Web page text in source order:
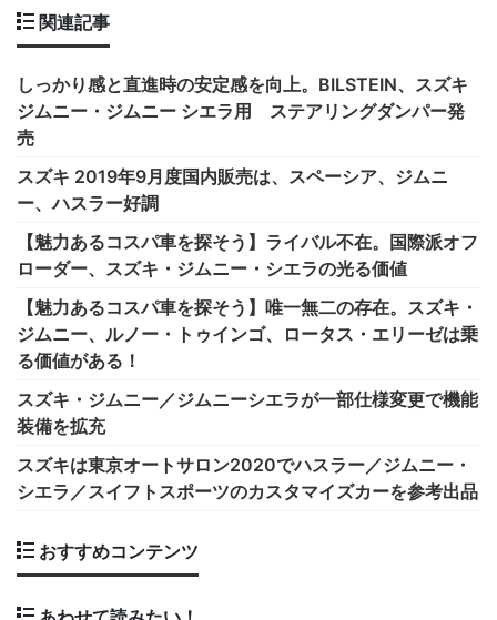
関連記事
しっかり感と直進時の安定感を向上。BILSTEIN、スズキ
ジムニー・ジムニー シエラ用 ステアリングダンパー発
売
スズキ 2019年9月度国内販売は、スペーシア、ジムニ
ー、ハスラー好調
【魅力あるコスパ車を探そう】ライバル不在。国際派オフ
ローダー、スズキ・ジムニー・シエラの光る価値
【魅力あるコスパ車を探そう】唯一無二の存在。スズキ・
ジムニー、ルノー・トゥインゴ、ロータス・エリーゼは乗
る価値がある！
スズキ・ジムニー／ジムニーシエラが一部仕様変更で機能
装備を拡充
スズキは東京オートサロン2020でハスラー／ジムニー・
シエラ／スイフトスポーツのカスタマイズカーを参考出品
おすすめコンテンツ